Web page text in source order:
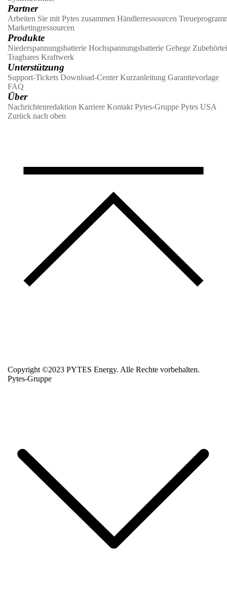
Partner
Arbeiten Sie mit Pytes zusammen Händlerressourcen
Marketingressourcen
Produkte
Niederspannungsbatterie Hochspannungsbatterie Gehege
Tragbares Kraftwerk
Unterstützung
Support-Tickets Download-Center Kurzanleitung Garantievorlage
FAQ
Über
Nachrichtenredaktion Karriere Kontakt Pytes-Gruppe Pytes USA
Zurück nach oben
Copyright ©2023 PYTES Energy. Alle Rechte vorbehalten.
Pytes-Gruppe